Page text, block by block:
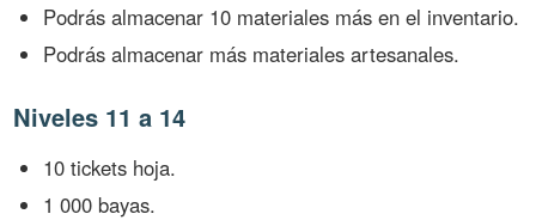
Podrás almacenar 10 materiales más en el inventario.
Podrás almacenar más materiales artesanales.
Niveles 11 a 14
10 tickets hoja.
1 000 bayas.